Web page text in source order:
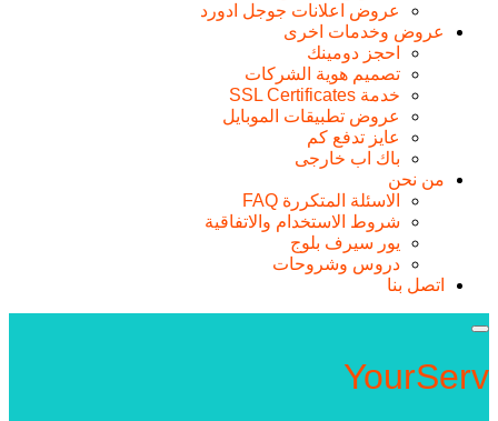
عروض اعلانات جوجل ادورد
عروض وخدمات اخرى
احجز دومينك
تصميم هوية الشركات
خدمة SSL Certificates
عروض تطبيقات الموبايل
عايز تدفع كم
باك اب خارجى
من نحن
الاسئلة المتكررة FAQ
شروط الاستخدام والاتفاقية
يور سيرف بلوج
دروس وشروحات
اتصل بنا
YourServ